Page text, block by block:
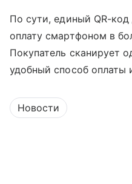
По сути, единый QR-
оплату смартфоном в
Покупатель сканирует
удобный способ оплаты
Новости